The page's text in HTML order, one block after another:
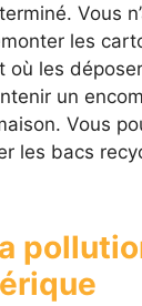
Vous
les
où les
un
Vous
les bacs